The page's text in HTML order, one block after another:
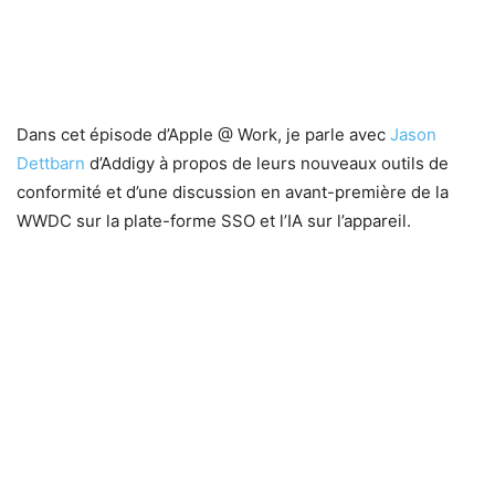
Dans cet épisode d’Apple @ Work, je parle avec Jason
Dettbarn d’Addigy à propos de leurs nouveaux outils de
conformité et d’une discussion en avant-première de la
WWDC sur la plate-forme SSO et l’IA sur l’appareil.